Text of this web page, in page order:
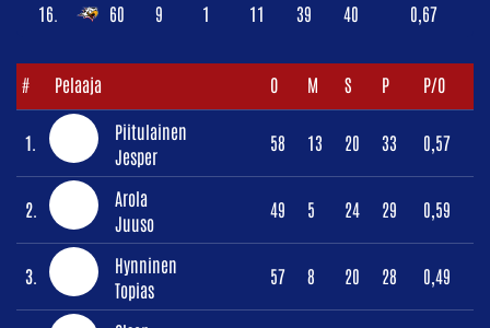
16. 60 9 1 11 39 40 0,67
# Pelaaja O M S P P/O
1.
Piitulainen
Jesper
58 13 20 33 0,57
2.
Arola
Juuso
49 5 24 29 0,59
3.
Hynninen
Topias
57 8 20 28 0,49